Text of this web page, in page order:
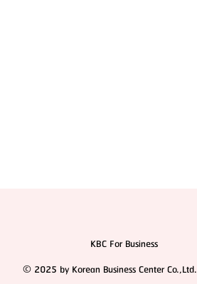
KBC For Business
© 2025 by Korean Business Center Co.,Ltd.